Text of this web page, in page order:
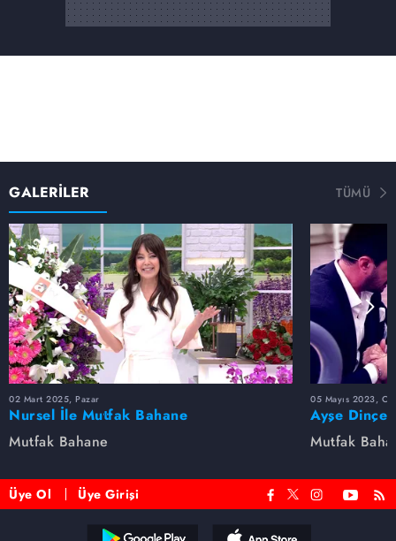
GALERİLER TÜMÜ
02 Mart 2025, Pazar
Nursel İle Mutfak Bahane
Mutfak Bahane
05 Mayıs 2023,
Ayşe
dolu anlar...
Mutfak
Üye Ol Üye Girişi